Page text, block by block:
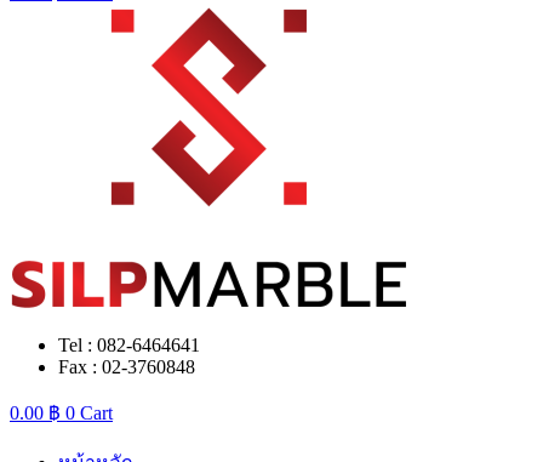
Tel : 082-6464641
Fax : 02-3760848
0.00 ฿ 0 Cart